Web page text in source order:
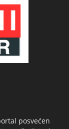
posvećen